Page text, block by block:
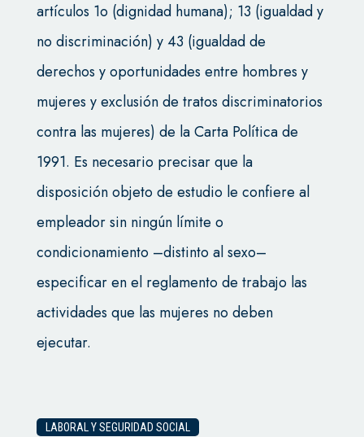
artículos 1o (dignidad humana); 13 (igualdad y
no discriminación) y 43 (igualdad de
derechos y oportunidades entre hombres y
mujeres y exclusión de tratos discriminatorios
contra las mujeres) de la Carta Política de
1991. Es necesario precisar que la
disposición objeto de estudio le confiere al
empleador sin ningún límite o
condicionamiento –distinto al sexo–
especificar en el reglamento de trabajo las
actividades que las mujeres no deben
ejecutar.
LABORAL Y SEGURIDAD SOCIAL